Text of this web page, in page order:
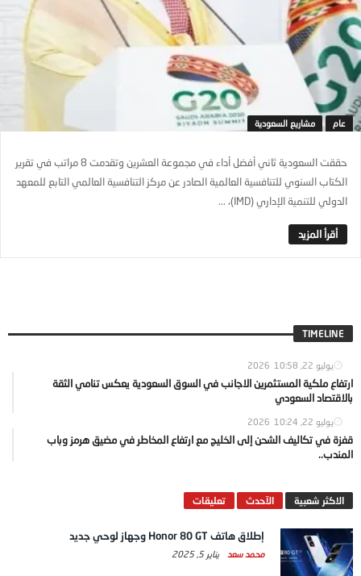
عام مشاريع السعودية
حققت السعودية ثاني أفضل أداء في مجموعة العشرين وتقدمت 8 مراتب في تقرير
الكتاب السنوي للتنافسية العالمية الصادر عن مركز التنافسية العالمي التابع للمعهد
الدولي للتنمية الإداري (IMD)، ...
TIMELINE
يوليو 22, 2026 10:58
ارتفاع ملكية المستثمرين الاجانب في السوق السعودية يعكس تنامي الثقة
بالاقتصاد السعودي
يوليو 22, 2026 10:24
قفزة في تكاليف الشحن إلى الخليج مع ارتفاع المخاطر في مضيق هرمز وباب
المندب..
الاكثر شعبية الآحدث تعليقات
إطلاق هاتف Honor 80 GT وجهاز لوحي جديد
محمد سعد يناير 5, 2025